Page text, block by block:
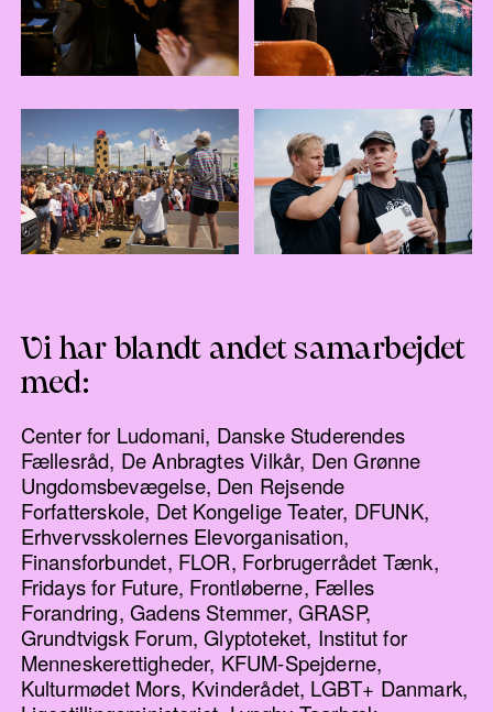
Vi har blandt andet samarbejdet
med:
Center for Ludomani, Danske Studerendes
Fællesråd, De Anbragtes Vilkår, Den Grønne
Ungdomsbevægelse, Den Rejsende
Forfatterskole, Det Kongelige Teater, DFUNK,
Erhvervsskolernes Elevorganisation,
Finansforbundet, FLOR, Forbrugerrådet Tænk,
Fridays for Future, Frontløberne, Fælles
Forandring, Gadens Stemmer, GRASP,
Grundtvigsk Forum, Glyptoteket, Institut for
Menneskerettigheder, KFUM-Spejderne,
Kulturmødet Mors, Kvinderådet, LGBT+ Danmark,